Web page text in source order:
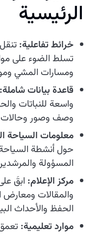
الرئيسية
خرائط تفاعلية:
تسلط الضوء على
ومسارات المشي
قاعدة بيانات شاملة:
واسعة للنباتات
وصف وصور
معلومات السياحة
حول أنشطة
المسؤولة
مركز الإعلام: ابقَ
والمقالات
الحفظ والأحداث
موارد تعليمية: